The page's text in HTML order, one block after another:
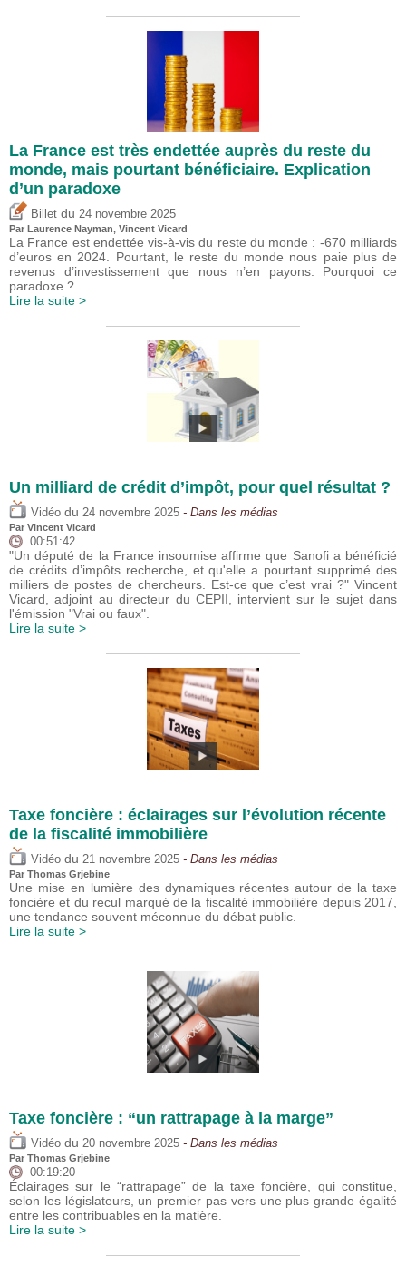
La France est très endettée auprès du reste du
monde, mais pourtant bénéficiaire. Explication
d’un paradoxe
Billet du 24 novembre 2025
Par Laurence Nayman, Vincent Vicard
La France est endettée vis-à-vis du reste du monde : -670 milliards
d’euros en 2024. Pourtant, le reste du monde nous paie plus de
revenus d’investissement que nous n’en payons. Pourquoi ce
paradoxe ?
Lire la suite >
Un milliard de crédit d’impôt, pour quel résultat ?
Vidéo du 24 novembre 2025 - Dans les médias
Par Vincent Vicard
00:51:42
"Un député de la France insoumise affirme que Sanofi a bénéficié
de crédits d’impôts recherche, et qu'elle a pourtant supprimé des
milliers de postes de chercheurs. Est-ce que c’est vrai ?" Vincent
Vicard, adjoint au directeur du CEPII, intervient sur le sujet dans
l'émission "Vrai ou faux".
Lire la suite >
Taxe foncière : éclairages sur l’évolution récente
de la fiscalité immobilière
Vidéo du 21 novembre 2025 - Dans les médias
Par Thomas Grjebine
Une mise en lumière des dynamiques récentes autour de la taxe
foncière et du recul marqué de la fiscalité immobilière depuis 2017,
une tendance souvent méconnue du débat public.
Lire la suite >
Taxe foncière : “un rattrapage à la marge”
Vidéo du 20 novembre 2025 - Dans les médias
Par Thomas Grjebine
00:19:20
Éclairages sur le “rattrapage” de la taxe foncière, qui constitue,
selon les législateurs, un premier pas vers une plus grande égalité
entre les contribuables en la matière.
Lire la suite >